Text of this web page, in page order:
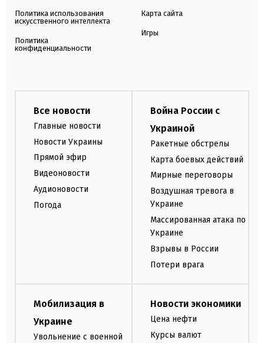
Политика использования
искусственного интеллекта
Политика
конфиденциальности
Карта сайта
Игры
Все новости
Главные новости
Новости Украины
Прямой эфир
Видеоновости
Аудионовости
Погода
Война России с
Украиной
Ракетные обстрелы
Карта боевых действий
Мирные переговоры
Воздушная тревога в
Украине
Массированная атака по
Украине
Взрывы в России
Потери врага
Мобилизация в
Украине
Увольнение с военной
Новости экономики
Цена нефти
Курсы валют